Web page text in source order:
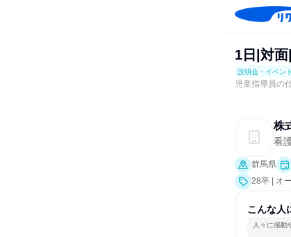
1日|対
説明会・イベント
児童指導員の
株
看
群馬県
28卒 | オ
こんな人
人々に感動